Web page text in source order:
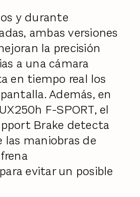
y durante
ambas versiones
la precisión
a una cámara
en tiempo real los
Además, en
F-SPORT, el
Brake detecta
maniobras de
evitar un posible